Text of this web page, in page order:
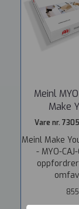
Meinl
Make
Vare nr.
Meinl Make
- MYO-